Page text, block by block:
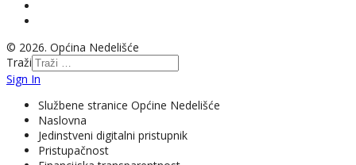
© 2026. Općina Nedelišće
Traži
Sign In
Službene stranice Općine Nedelišće
Naslovna
Jedinstveni digitalni pristupnik
Pristupačnost